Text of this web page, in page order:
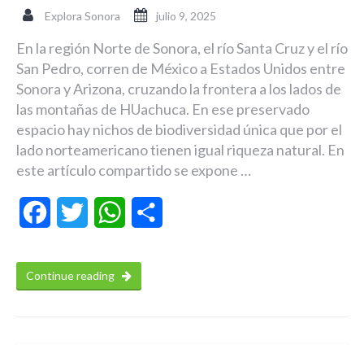
Explora Sonora julio 9, 2025
En la región Norte de Sonora, el río Santa Cruz y el río
San Pedro, corren de México a Estados Unidos entre
Sonora y Arizona, cruzando la frontera a los lados de
las montañas de HUachuca. En ese preservado
espacio hay nichos de biodiversidad única que por el
lado norteamericano tienen igual riqueza natural. En
este artículo compartido se expone …
FacebookTwitter WhatsApp
Continue reading